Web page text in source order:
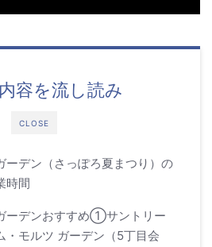
CLOSE
容を流し読み
ーデン（さっぽろ夏まつり）の
時間
ーデンおすすめ①サントリー
・モルツ ガーデン（5丁目会